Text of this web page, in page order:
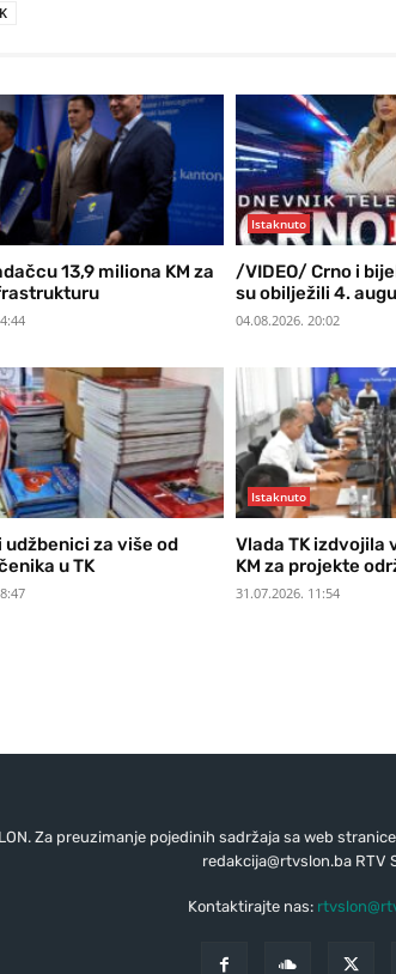
13,9 miliona KM za
Istaknuto
/VIDEO/ Crno i
su obilježili 4.
04.08.2026. 20:02
udžbenici za više od
u TK
Istaknuto
Vlada TK izdvojila
KM za projekte
31.07.2026. 11:54
Za preuzimanje pojedinih sadržaja sa web
redakcija@rtvslon.baRTV
Kontaktirajte nas: